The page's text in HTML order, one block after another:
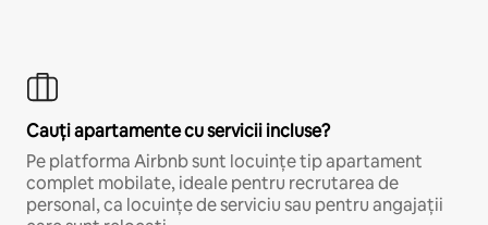
Cauți apartamente cu servicii incluse?
Pe platforma Airbnb sunt locuințe tip apartament
complet mobilate, ideale pentru recrutarea de
personal, ca locuințe de serviciu sau pentru angajații